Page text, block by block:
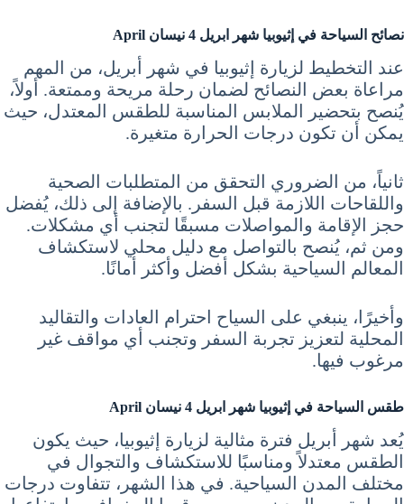
نصائح السياحة في إثيوبيا شهر ابريل 4 نيسان April
عند التخطيط لزيارة إثيوبيا في شهر أبريل، من المهم
مراعاة بعض النصائح لضمان رحلة مريحة وممتعة. أولاً،
يُنصح بتحضير الملابس المناسبة للطقس المعتدل، حيث
يمكن أن تكون درجات الحرارة متغيرة.
ثانياً، من الضروري التحقق من المتطلبات الصحية
واللقاحات اللازمة قبل السفر. بالإضافة إلى ذلك، يُفضل
حجز الإقامة والمواصلات مسبقًا لتجنب أي مشكلات.
ومن ثم، يُنصح بالتواصل مع دليل محلي لاستكشاف
المعالم السياحية بشكل أفضل وأكثر أمانًا.
وأخيرًا، ينبغي على السياح احترام العادات والتقاليد
المحلية لتعزيز تجربة السفر وتجنب أي مواقف غير
مرغوب فيها.
طقس السياحة في إثيوبيا شهر ابريل 4 نيسان April
يُعد شهر أبريل فترة مثالية لزيارة إثيوبيا، حيث يكون
الطقس معتدلاً ومناسبًا للاستكشاف والتجوال في
مختلف المدن السياحية. في هذا الشهر، تتفاوت درجات